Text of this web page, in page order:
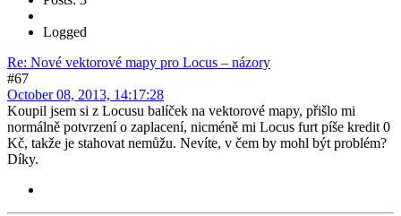
Logged
Re: Nové vektorové mapy pro Locus – názory
#67
October 08, 2013, 14:17:28
Koupil jsem si z Locusu balíček na vektorové mapy, přišlo mi
normálně potvrzení o zaplacení, nicméně mi Locus furt píše kredit 0
Kč, takže je stahovat nemůžu. Nevíte, v čem by mohl být problém?
Díky.